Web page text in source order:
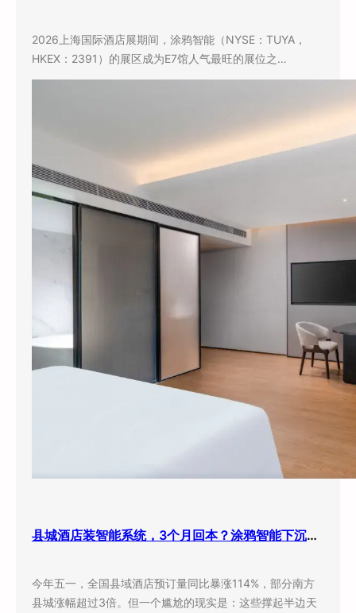
2026上海国际酒店展期间，涂鸦智能（NYSE：TUYA，
HKEX：2391）的展区成为E7馆人气最旺的展位之…
县城酒店装智能系统，3个月回本？涂鸦智能下沉市场打法曝光
今年五一，全国县域酒店预订量同比暴涨114%，部分南方
县城涨幅超过3倍。但一个尴尬的现实是：这些撑起半边天